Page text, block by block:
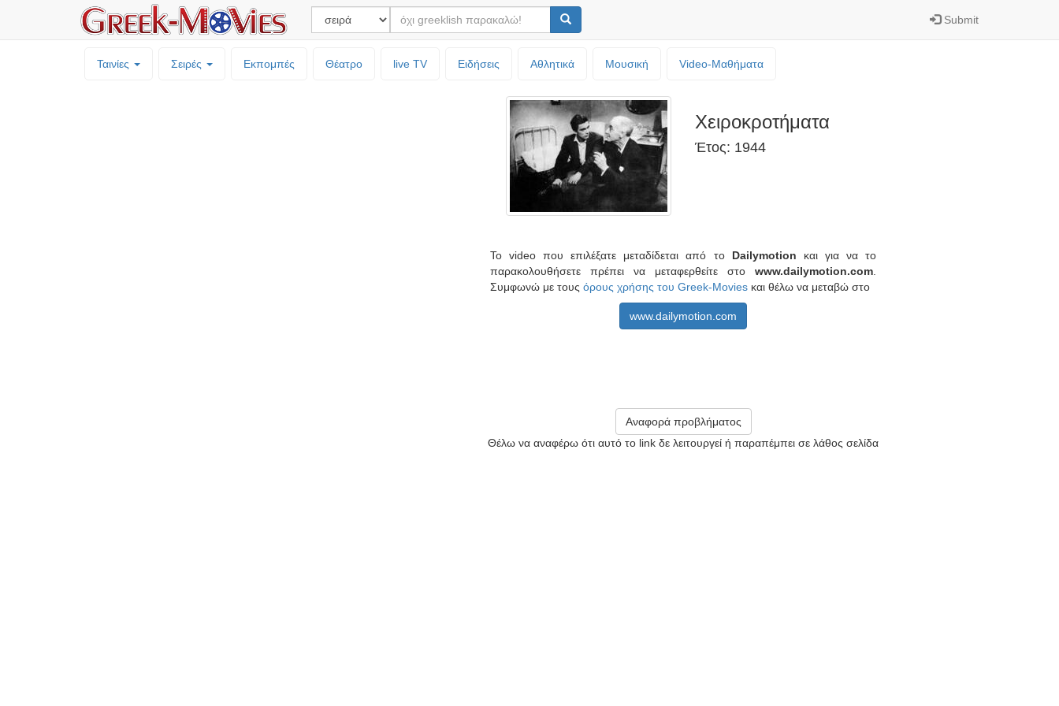
Submit
Ταινίες Σειρές Εκπομπές Θέατρο live TV Ειδήσεις Αθλητικά Μουσική Video-Mαθήματα
Χειροκροτήματα
Έτος: 1944
Το video που επιλέξατε μεταδίδεται από το Dailymotion και για να το
παρακολουθήσετε πρέπει να μεταφερθείτε στο www.dailymotion.com.
Συμφωνώ με τους όρους χρήσης του Greek-Moviesκαι θέλω να μεταβώ στο
www.dailymotion.com
Αναφορά προβλήματος
Θέλω να αναφέρω ότι αυτό το link δε λειτουργεί ή παραπέμπει σε λάθος σελίδα